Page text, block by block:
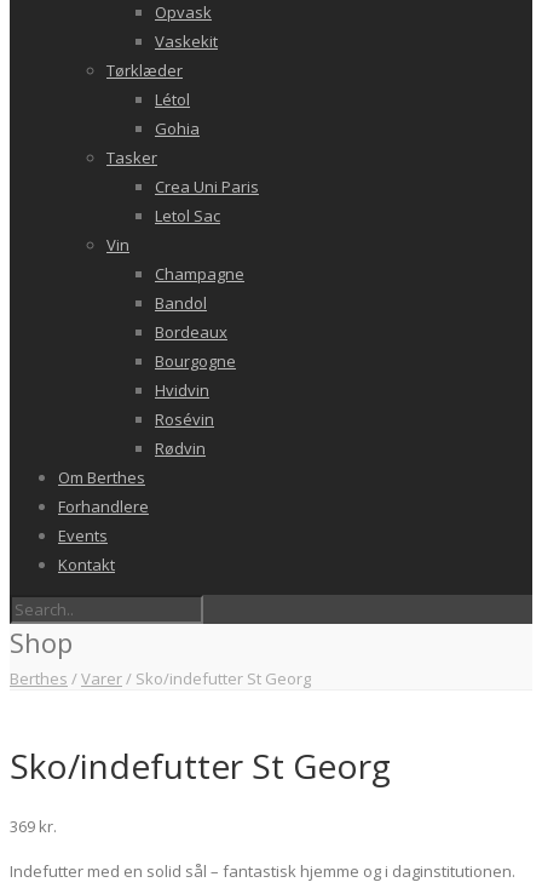
Opvask
Vaskekit
Tørklæder
Létol
Gohia
Tasker
Crea Uni Paris
Letol Sac
Vin
Champagne
Bandol
Bordeaux
Bourgogne
Hvidvin
Rosévin
Rødvin
Om Berthes
Forhandlere
Events
Kontakt
Shop
Berthes /Varer/ Sko/indefutter St Georg
Sko/indefutter St Georg
369 kr.
Indefutter med en solid sål – fantastisk hjemme og i daginstitutionen.